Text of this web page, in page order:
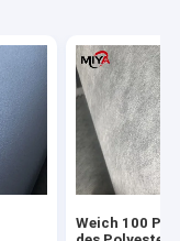
Weich 100